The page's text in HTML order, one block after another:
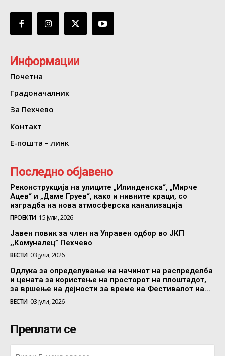
Информации
Почетна
Градоначалник
За Пехчево
Контакт
Е-пошта – линк
Последно објавено
Реконструкција на улиците „Илинденска“, „Мирче
Ацев“ и „Даме Груев“, како и нивните краци, со
изградба на нова атмосферска канализација
ПРОЕКТИ 15 јули, 2026
Јавен повик за член на Управен одбор во ЈКП
,,Комуналец” Пехчево
ВЕСТИ 03 јули, 2026
Одлука за определување на начинот на распределба
и цената за користење на просторот на плоштадот,
за вршење на дејности за време на Фестивалот на...
ВЕСТИ 03 јули, 2026
Преплати се